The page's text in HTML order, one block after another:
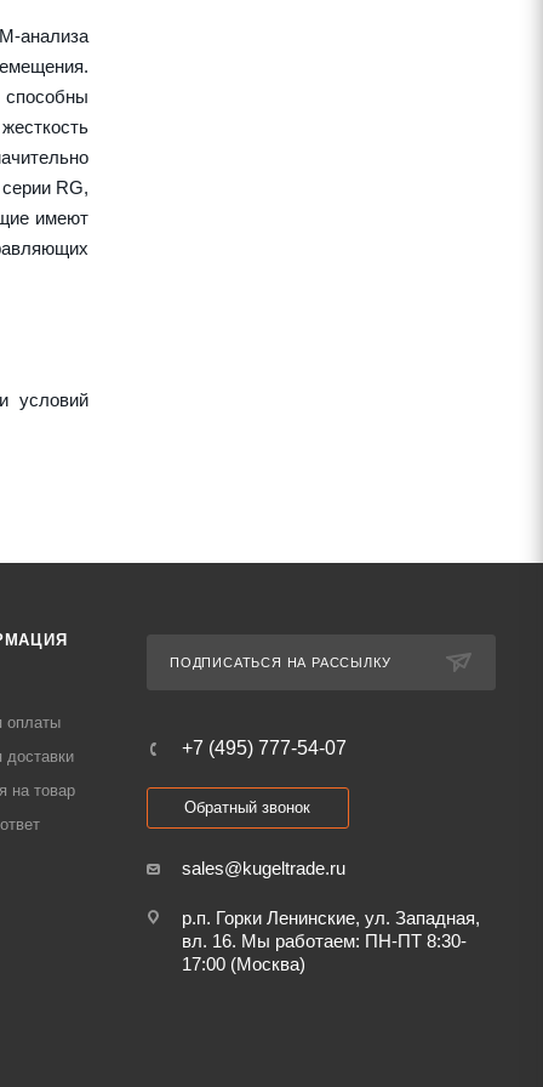
анализа
RG,
имеют
условий
оплаты
доставки
на товар
ПОДПИСАТЬСЯ НА РАССЫЛКУ
+7 (495) 777-54-07
Обратный звонок
sales@kugeltrade.ru
р.п. Горки Ленинские, ул. Западная,
вл. 16. Мы работаем: ПН-ПТ 8:30-
17:00 (Москва)